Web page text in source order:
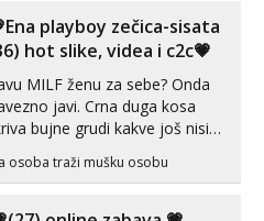
playboy zečica-sisata
hot slike, videa i c2c💗
MILF ženu za sebe? Onda
javi. Crna duga kosa
bujne grudi kakve još nisi
ŠESTICA! A usne? O usnama
ne pričam. Prave pune usne
još nisi vidio. Uvijek sam
osoba traži mušku osobu